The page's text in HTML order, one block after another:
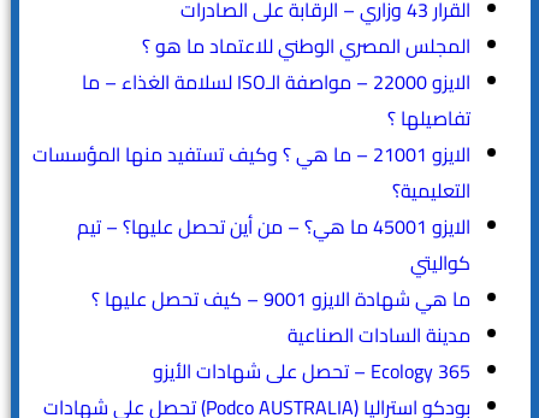
القرار 43 وزاري – الرقابة على الصادرات
المجلس المصري الوطني للاعتماد ما هو ؟
الايزو 22000 – مواصفة الـISO لسلامة الغذاء – ما
تفاصيلها ؟
الايزو 21001 – ما هي ؟ وكيف تستفيد منها المؤسسات
التعليمية؟
الايزو 45001 ما هي؟ – من أين تحصل عليها؟ – تيم
كواليتي
ما هي شهادة الايزو 9001 – كيف تحصل عليها ؟
مدينة السادات الصناعية
365 Ecology – تحصل على شهادات الأيزو
بودكو استراليا (Podco AUSTRALIA) تحصل على شهادات